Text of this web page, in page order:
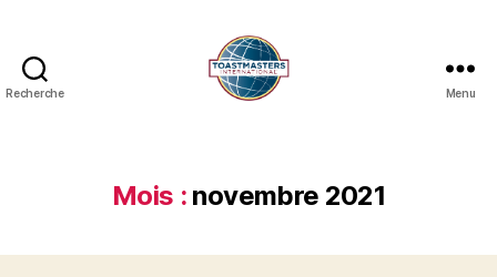
Recherche Menu
Mois : novembre 2021